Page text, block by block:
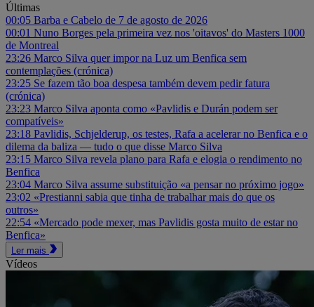
Últimas
00:05 Barba e Cabelo de 7 de agosto de 2026
00:01 Nuno Borges pela primeira vez nos 'oitavos' do Masters 1000
de Montreal
23:26 Marco Silva quer impor na Luz um Benfica sem
contemplações (crónica)
23:25 Se fazem tão boa despesa também devem pedir fatura
(crónica)
23:23 Marco Silva aponta como «Pavlidis e Durán podem ser
compatíveis»
23:18 Pavlidis, Schjelderup, os testes, Rafa a acelerar no Benfica e o
dilema da baliza — tudo o que disse Marco Silva
23:15 Marco Silva revela plano para Rafa e elogia o rendimento no
Benfica
23:04 Marco Silva assume substituição «a pensar no próximo jogo»
23:02 «Prestianni sabia que tinha de trabalhar mais do que os
outros»
22:54 «Mercado pode mexer, mas Pavlidis gosta muito de estar no
Benfica»
Ler mais
Vídeos